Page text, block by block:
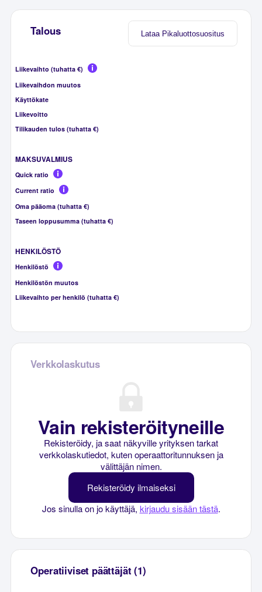
Lataa Pikaluottosuositus
Talous
Liikevaihto (tuhatta €)
Liikevaihdon muutos
Käyttökate
Liikevoitto
Tilikauden tulos (tuhatta €)
MAKSUVALMIUS
Quick ratio
Current ratio
Oma pääoma (tuhatta €)
Taseen loppusumma (tuhatta €)
HENKILÖSTÖ
Henkilöstö
Henkilöstön muutos
Liikevaihto per henkilö (tuhatta €)
Verkkolaskutus
Vain rekisteröityneille
Rekisteröidy, ja saat näkyville yrityksen tarkat
verkkolaskutiedot, kuten operaattoritunnuksen ja
välittäjän nimen.
Rekisteröidy ilmaiseksi
Jos sinulla on jo käyttäjä, kirjaudu sisään tästä.
Operatiiviset päättäjät (1)